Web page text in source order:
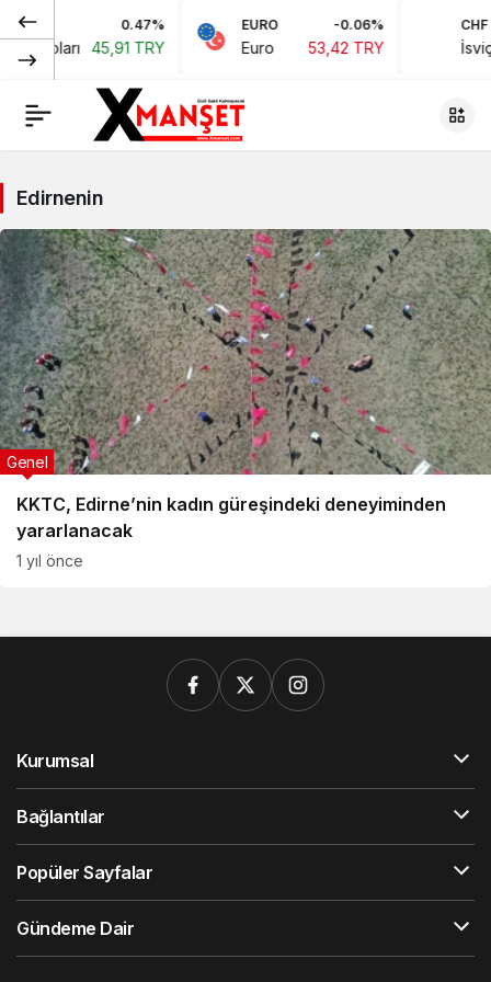
0.47%
Doları 45,91 TRY
EURO -0.06%
Euro 53,42 TRY
CHF
Edirnenin
KKTC, Edirne’nin kadın güreşindeki deneyiminden
yararlanacak
Genel
1 yıl önce
Kurumsal
Bağlantılar
Popüler Sayfalar
Gündeme Dair